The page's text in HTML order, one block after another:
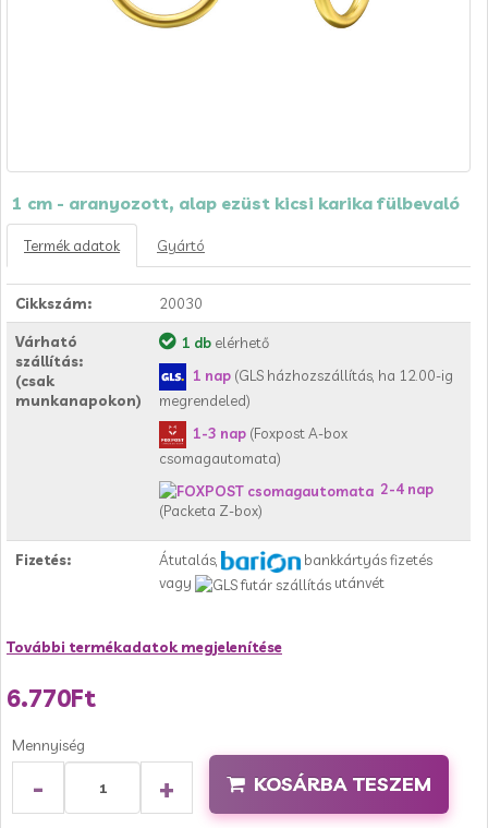
1 cm - aranyozott, alap ezüst kicsi karika fülbevaló
Termék adatok Gyártó
Cikkszám: 20030
Várható
szállítás:
(csak
munkanapokon)
1 db elérhető
1 nap (GLS házhozszállítás, ha 12.00-ig
megrendeled)
1-3 nap (Foxpost A-box
csomagautomata)
2-4 nap
(Packeta Z-box)
Fizetés: Átutalás,
bankkártyás fizetés
vagy
utánvét
További termékadatok megjelenítése
6.770Ft
Mennyiség
- + KOSÁRBA TESZEM